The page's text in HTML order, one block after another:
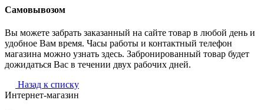
Самовывозом
Вы можете забрать заказанный на сайте товар в любой день и
удобное Вам время. Часы работы и контактный телефон
магазина можно узнать здесь. Забронированный товар будет
дожидаться Вас в течении двух рабочих дней.
Назад к списку
Интернет-магазин